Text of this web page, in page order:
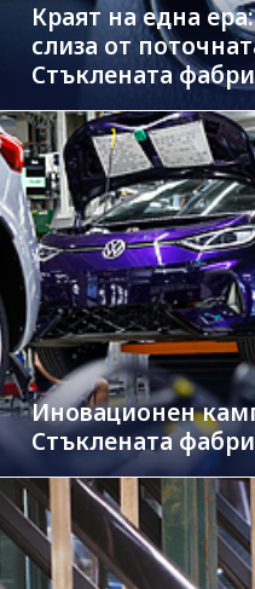
Краят на една
слиза от
Стъклената
Иновационен
Стъклената